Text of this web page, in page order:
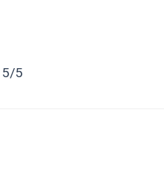
5/5 - (1 امتیاز)